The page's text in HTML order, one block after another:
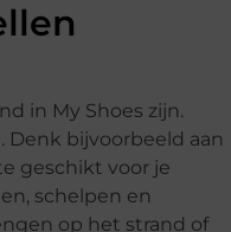
in My Shoes zijn.
bijvoorbeeld aan
geschikt voor je
schelpen en
op het strand of